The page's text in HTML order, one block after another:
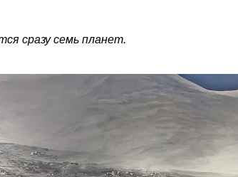
сразу семь планет.